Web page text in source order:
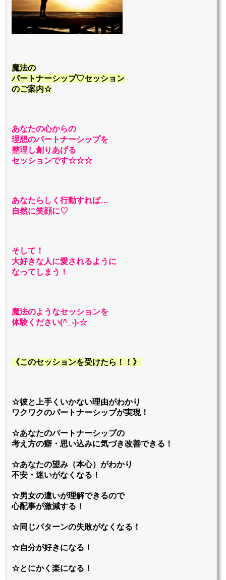
魔法の
パートナーシップ♡セッション
のご案内☆
あなたの心からの
理想のパートナーシップを
整理し創りあげる
セッションです☆☆☆
あなたらしく行動すれば…
自然に笑顔に♡
そして！
大好きな人に愛されるように
なってしまう！
魔法のようなセッションを
体験ください(^_-)-☆
《このセッションを受けたら！！》
☆彼と上手くいかない理由がわかり
ワクワクのパートナーシップが実現！
☆あなたのパートナーシップの
考え方の癖・思い込みに気づき改善できる ！
☆あなたの望み（本心）がわかり
不安・迷いがなくなる！
☆男女の違いが理解できるので
心配事が激減する！
☆同じパターンの失敗がなくなる！
☆自分が好きになる！
☆とにかく楽になる！